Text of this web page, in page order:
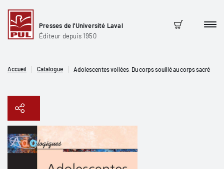
Presses de l'Université Laval
Éditeur depuis 1950
Panier
Accueil Catalogue Adolescentes voilées. Du corps souillé au corps sacré
Copier le lien